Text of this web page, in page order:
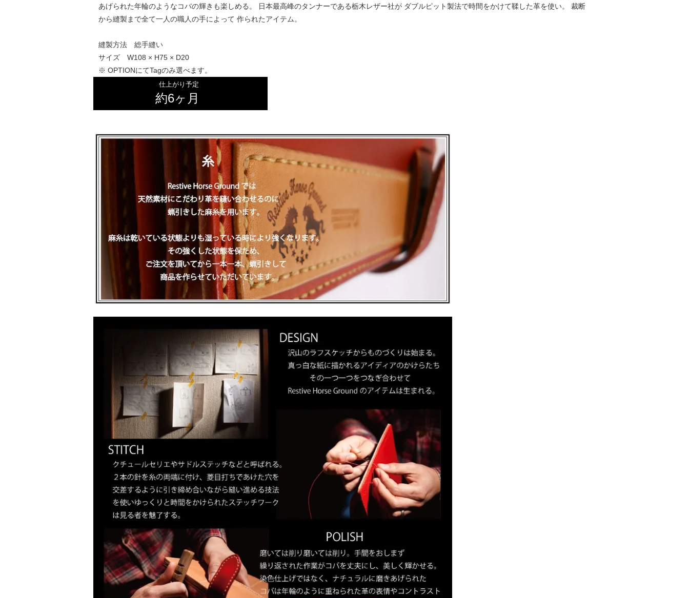
あげられた年輪のようなコバの輝きも楽しめる。 日本最高峰のタンナーである栃木レザー社が ダブルピット製法で時間をかけて鞣した革を使い。 裁断
から縫製まで全て一人の職人の手によって 作られたアイテム。
縫製方法 総手縫い
サイズ W108 × H75 × D20
※ OPTIONにてTagのみ選べます。
仕上がり予定
約6ヶ月